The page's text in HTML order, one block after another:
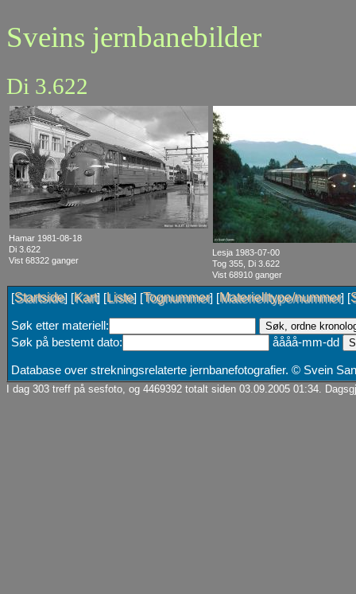
Sveins jernbanebilder
Di 3.622
Hamar 1981-08-18
Di 3.622
Vist 68322 ganger
Lesja 1983-07-00
Tog 355, Di 3.622
Vist 68910 ganger
[Startside] [Kart] [Liste] [Tognummer] [Materielltype/nummer] [
Søk etter materiell:
Søk på bestemt dato:
åååå-mm-dd
Database over strekningsrelaterte jernbanefotografier. © Svein
I dag 303 treff på sesfoto, og 4469392 totalt siden 03.09.2005 01:34.